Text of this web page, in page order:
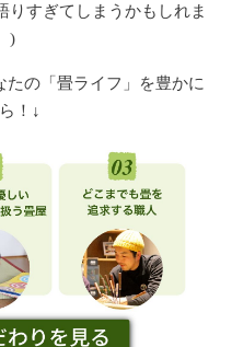
りすぎてしまうかもしれま
)
たの「畳ライフ」を豊かに
！↓